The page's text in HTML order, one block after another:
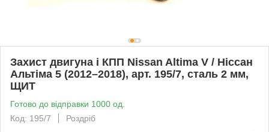
Захист двигуна і КПП Nissan Altima V / Ніссан
Альтіма 5 (2012–2018), арт. 195/7, сталь 2 мм,
ЩИТ
Готово до відправки 1000 од.
Код: 195/7
Роздріб